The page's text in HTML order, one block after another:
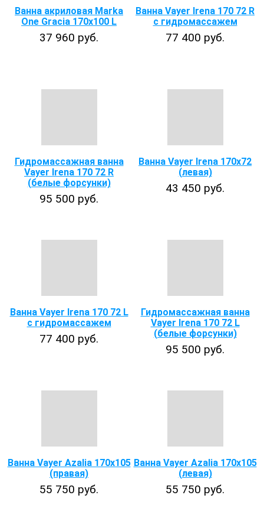
Ванна акриловая Marka
One Gracia 170x100 L
37 960 руб.
Ванна Vayer Irena 170 72 R
с гидромассажем
77 400 руб.
Гидромассажная ванна
Vayer Irena 170 72 R
(белые форсунки)
95 500 руб.
Ванна Vayer Irena 170х72
(левая)
43 450 руб.
Ванна Vayer Irena 170 72 L
с гидромассажем
77 400 руб.
Гидромассажная ванна
Vayer Irena 170 72 L
(белые форсунки)
95 500 руб.
Ванна Vayer Azalia 170x105
(правая)
55 750 руб.
Ванна Vayer Azalia 170x105
(левая)
55 750 руб.